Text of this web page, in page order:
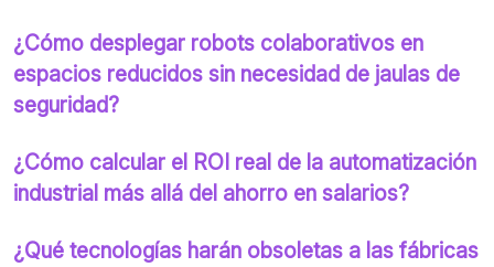
¿Cómo desplegar robots colaborativos en
espacios reducidos sin necesidad de jaulas de
seguridad?
¿Cómo calcular el ROI real de la automatización
industrial más allá del ahorro en salarios?
¿Qué tecnologías harán obsoletas a las fábricas